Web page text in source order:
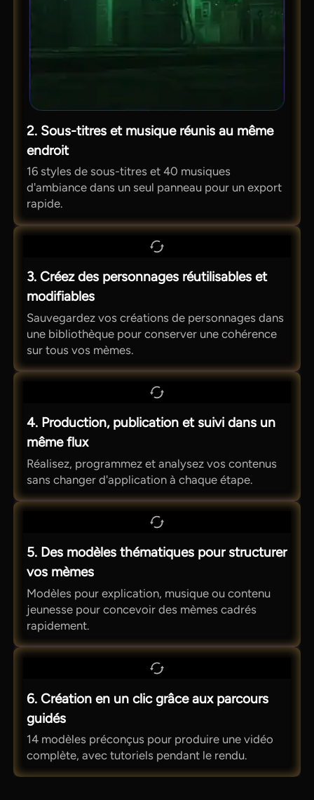
2. Sous-titres et musique réunis au même
endroit
16 styles de sous-titres et 40 musiques
d'ambiance dans un seul panneau pour un export
rapide.
3. Créez des personnages réutilisables et
modifiables
Sauvegardez vos créations de personnages dans
une bibliothèque pour conserver une cohérence
sur tous vos mèmes.
4. Production, publication et suivi dans un
même flux
Réalisez, programmez et analysez vos contenus
sans changer d'application à chaque étape.
5. Des modèles thématiques pour structurer
vos mèmes
Modèles pour explication, musique ou contenu
jeunesse pour concevoir des mèmes cadrés
rapidement.
6. Création en un clic grâce aux parcours
guidés
14 modèles préconçus pour produire une vidéo
complète, avec tutoriels pendant le rendu.